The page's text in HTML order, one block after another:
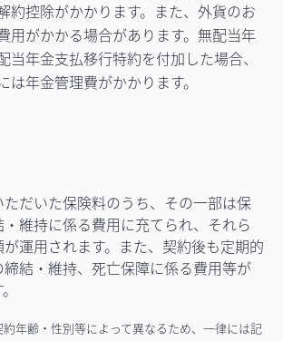
約控除がかかります。また、外貨のお
用がかかる場合があります。無配当年
当年金支払移行特約を付加した場合、
は年金管理費がかかります。
ただいた保険料のうち、その一部は保
維持に係る費用に充てられ、それら
運用されます。また、契約後も定期的
締結・維持、死亡保障に係る費用等が
年齢・性別等によって異なるため、一律には記